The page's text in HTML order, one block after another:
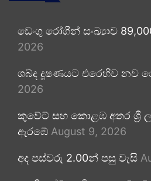
ඩෙංගු රෝගීන් සංඛ්‍යාව
2026
ශබ්ද දූෂණයට එරෙහිව නව
2026
කුවේට් සහ කොළඹ අතර ශ්‍රී
ඇරඹේ August 9, 2026
අද පස්වරු 2.00න් පසු වැසි